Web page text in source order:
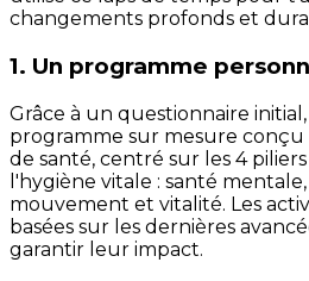
changements profonds et
1. Un programme
Grâce à un questionnaire
programme sur mesure conçu
de santé, centré sur les 4
l'hygiène vitale : santé
mouvement et vitalité. Les
basées sur les dernières
garantir leur impact.